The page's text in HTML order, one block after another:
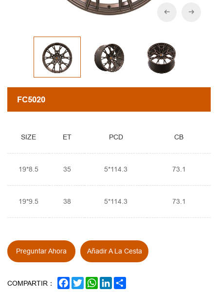
FC5020
SIZE ET PCD CB
19*8.5 35 5*114.3 73.1
19*9.5 38 5*114.3 73.1
Preguntar Ahora Añadir A La Cesta
COMPARTIR： FACEBOOK
TWITTERWHATSAPP
LINKEDIN